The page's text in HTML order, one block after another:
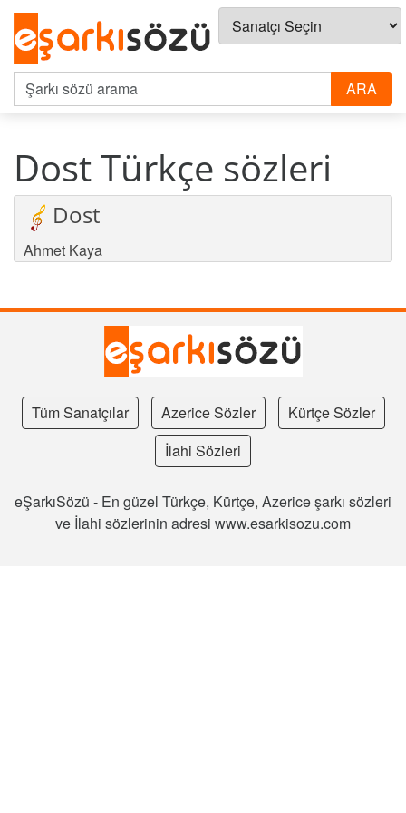
Dost Türkçe sözleri
Dost
Ahmet Kaya
Tüm Sanatçılar Azerice Sözler
Kürtçe Sözler
İlahi Sözleri
eŞarkıSözü - En güzel Türkçe, Kürtçe, Azerice şarkı sözleri
ve İlahi sözlerinin adresi www.esarkisozu.com